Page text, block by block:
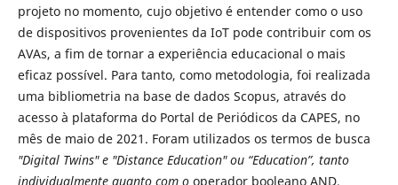
projeto no momento, cujo objetivo é entender como o uso
de dispositivos provenientes da IoT pode contribuir com os
AVAs, a fim de tornar a experiência educacional o mais
eficaz possível. Para tanto, como metodologia, foi realizada
uma bibliometria na base de dados Scopus, através do
acesso à plataforma do Portal de Periódicos da CAPES, no
mês de maio de 2021. Foram utilizados os termos de busca
"Digital Twins" e "Distance Education" ou “Education”, tanto
individualmente quanto com o operador booleano AND,